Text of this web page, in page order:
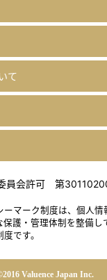
て
員会許可 第
ーマーク制度は、個人情
保護・管理体制を整備し
です。
Valuence Japan Inc.